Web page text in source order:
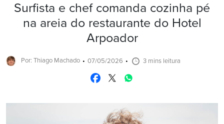
Surfista e chef comanda cozinha pé
na areia do restaurante do Hotel
Arpoador
Por: Thiago Machado 07/05/2026 3 mins leitura